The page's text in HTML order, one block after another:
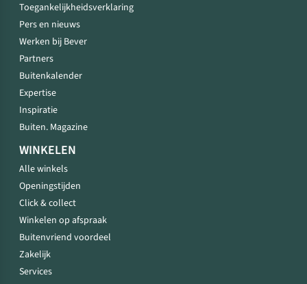
Toegankelijkheidsverklaring
Pers en nieuws
Werken bij Bever
Partners
Buitenkalender
Expertise
Inspiratie
Buiten. Magazine
WINKELEN
Alle winkels
Openingstijden
Click & collect
Winkelen op afspraak
Buitenvriend voordeel
Zakelijk
Services